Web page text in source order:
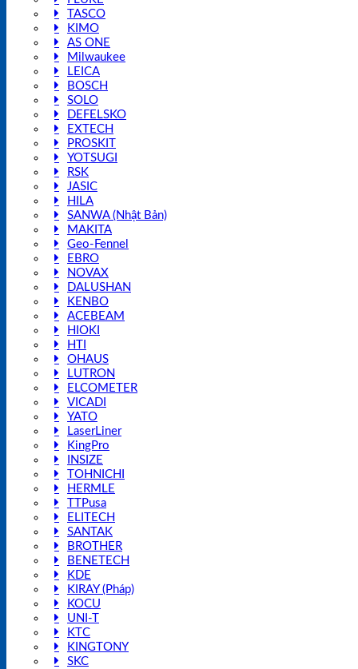
TASCO
KIMO
AS ONE
Milwaukee
LEICA
BOSCH
SOLO
DEFELSKO
EXTECH
PROSKIT
YOTSUGI
RSK
JASIC
HILA
SANWA (Nhật Bản)
MAKITA
Geo-Fennel
EBRO
NOVAX
DALUSHAN
KENBO
ACEBEAM
HIOKI
HTI
OHAUS
LUTRON
ELCOMETER
VICADI
YATO
LaserLiner
KingPro
INSIZE
TOHNICHI
HERMLE
TTPusa
ELITECH
SANTAK
BROTHER
BENETECH
KDE
KIRAY (Pháp)
KOCU
UNI-T
KTC
KINGTONY
SKC